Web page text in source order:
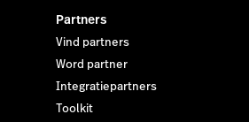
Partners
Vind partners
Word partner
Integratiepartners
Toolkit